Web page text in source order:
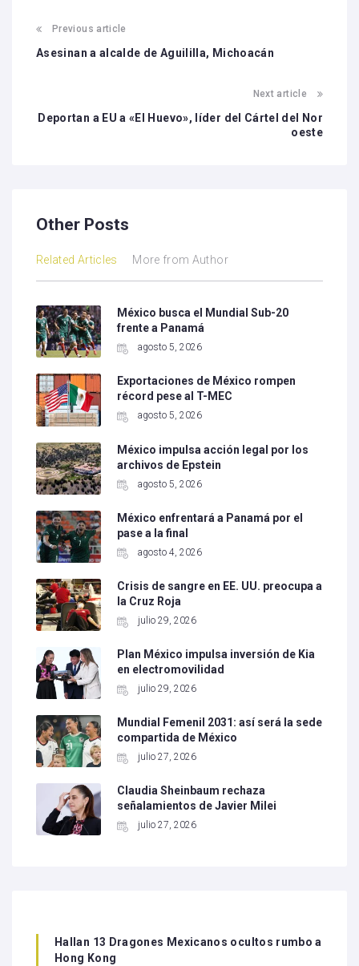
Previous article
Asesinan a alcalde de Aguililla, Michoacán
Next article
Deportan a EU a «El Huevo», líder del Cártel del Nor
oeste
Other Posts
Related Articles More from Author
México busca el Mundial Sub-20
frente a Panamá
agosto 5, 2026
Exportaciones de México rompen
récord pese al T-MEC
agosto 5, 2026
México impulsa acción legal por los
archivos de Epstein
agosto 5, 2026
México enfrentará a Panamá por el
pase a la final
agosto 4, 2026
Crisis de sangre en EE. UU. preocupa a
la Cruz Roja
julio 29, 2026
Plan México impulsa inversión de Kia
en electromovilidad
julio 29, 2026
Mundial Femenil 2031: así será la sede
compartida de México
julio 27, 2026
Claudia Sheinbaum rechaza
señalamientos de Javier Milei
julio 27, 2026
Hallan 13 Dragones Mexicanos ocultos rumbo a
Hong Kong